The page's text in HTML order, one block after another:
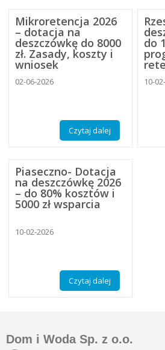
Mikroretencja 2026
– dotacja na
deszczówkę do 8000
zł. Zasady, koszty i
wniosek
02-06-2026
Czytaj dalej
do
10-
Piaseczno- Dotacja
na deszczówkę 2026
– do 80% kosztów i
5000 zł wsparcia
10-02-2026
Czytaj dalej
Dom i Woda Sp. z o.o.